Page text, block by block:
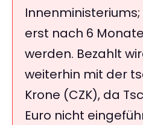
erst nach 6
werden. Bezahlt
weiterhin mit der
Krone (CZK), da
Euro nicht